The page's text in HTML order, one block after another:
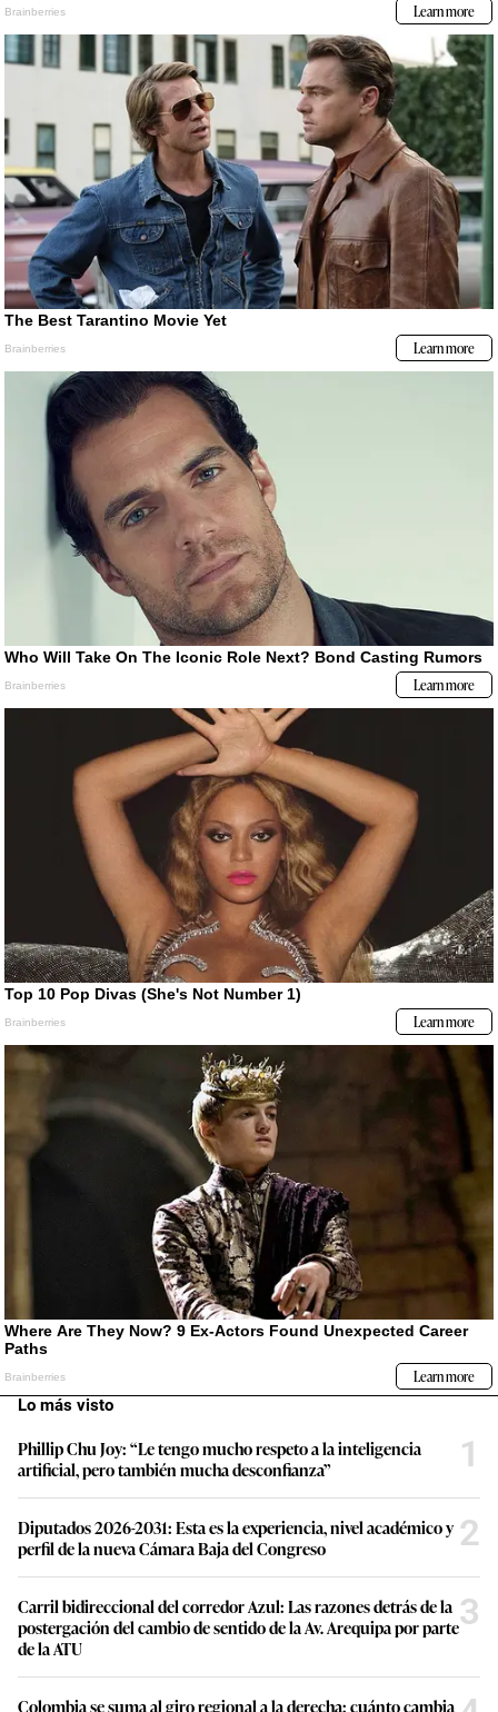
Lo más visto
Phillip Chu Joy: “Le tengo mucho respeto a la inteligencia
artificial, pero también mucha desconfianza”
1
Diputados 2026-2031: Esta es la experiencia, nivel académico y
perfil de la nueva Cámara Baja del Congreso
2
Carril bidireccional del corredor Azul: Las razones detrás de la
postergación del cambio de sentido de la Av. Arequipa por parte
de la ATU
3
Colombia se suma al giro regional a la derecha: cuánto cambia